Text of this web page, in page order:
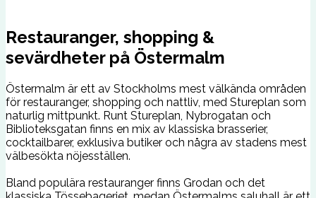
Restauranger, shopping &
sevärdheter på Östermalm
Östermalm är ett av Stockholms mest välkända områden
för restauranger, shopping och nattliv, med Stureplan som
naturlig mittpunkt. Runt Stureplan, Nybrogatan och
Biblioteksgatan finns en mix av klassiska brasserier,
cocktailbarer, exklusiva butiker och några av stadens mest
välbesökta nöjesställen.
Bland populära restauranger finns Grodan och det